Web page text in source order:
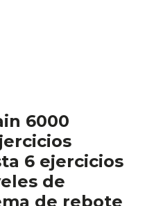
6000
6 ejercicios
de
de rebote